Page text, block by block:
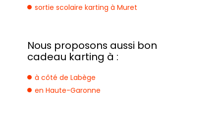
sortie scolaire karting à Muret
Nous proposons aussi bon
cadeau karting à :
à côté de Labège
en Haute-Garonne